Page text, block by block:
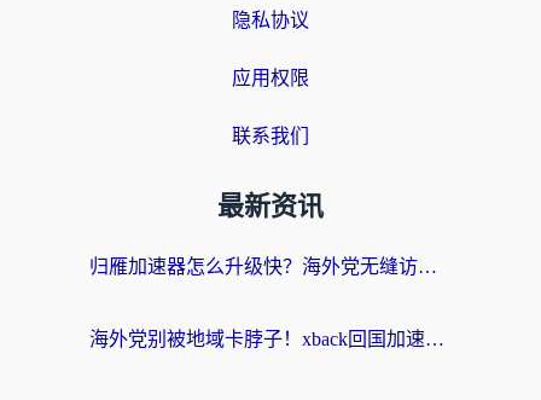
隐私协议
应用权限
联系我们
最新资讯
归雁加速器怎么升级快？海外党无缝访问国内资源的全攻略（附免费VPN推荐Dcard热门款）
海外党别被地域卡脖子！xback回国加速器选择全攻略，轻松刷剧玩国服